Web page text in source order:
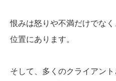
恨みは怒りや不満だけでな
位置にあります。
そして、多くのクライアン